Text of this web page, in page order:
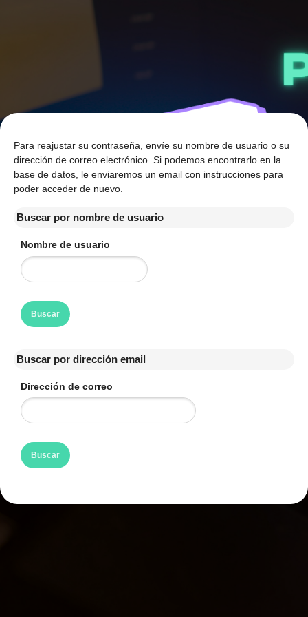
Para reajustar su contraseña, envíe su nombre de usuario o su
dirección de correo electrónico. Si podemos encontrarlo en la
base de datos, le enviaremos un email con instrucciones para
poder acceder de nuevo.
Buscar por nombre de usuario
Buscar por nombre de usuario
Nombre de usuario
Buscar por dirección email
Buscar por dirección email
Dirección de correo